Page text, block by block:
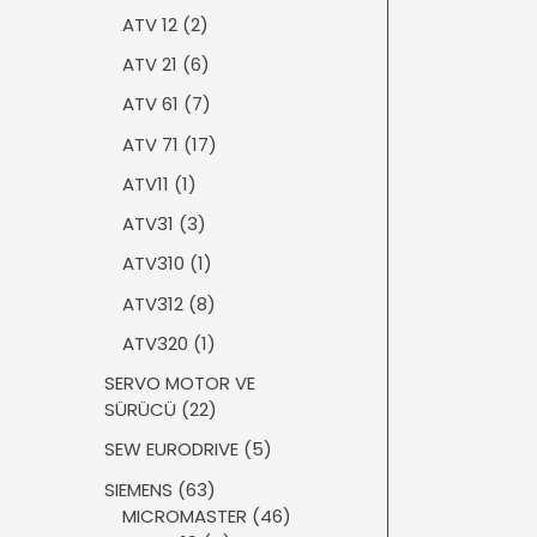
ü
n
ü
r
ü
n
ATV 12 22
ü
r
ü
ATV 21 66
ü
r
ü
ATV 61 77
ü
r
ATV 71 171
n
ATV11 11
r
ü
ATV31 33
ü
r
ü
ATV310 11
ü
r
ü
ATV312 88
ü
r
ü
n
ATV320 11
r
ü
n
SERVO MOTOR VE
SÜRÜCÜ 222
ü
r
ü
SEW EURODRIVE 55
ü
SIEMENS 636
3
MICROMASTER 464